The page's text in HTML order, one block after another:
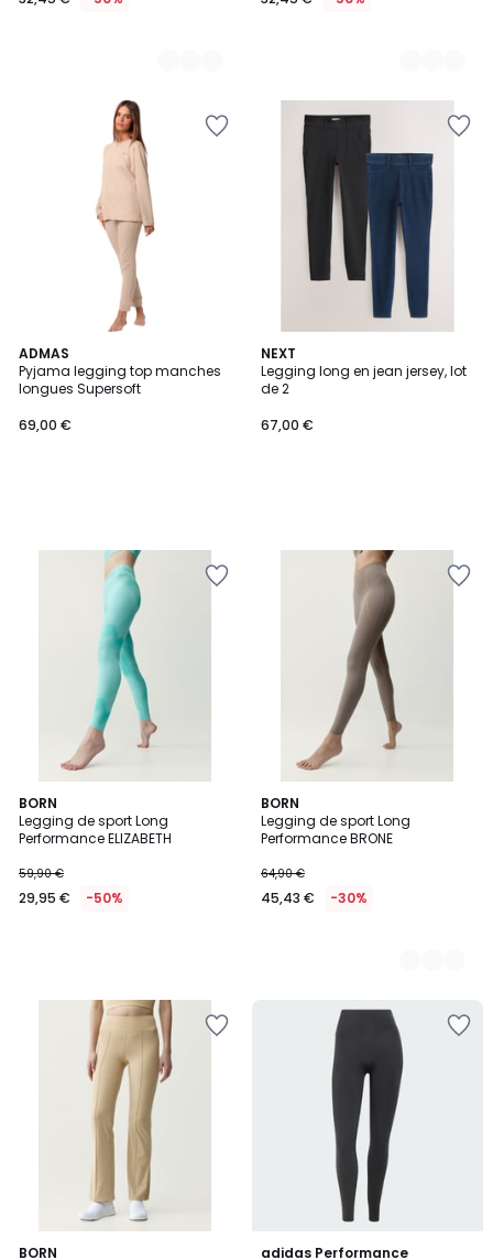
ADMAS
Pyjama legging top manches
longues Supersoft
69,00 €
NEXT
Legging long en jean jersey, lot
de 2
67,00 €
BORN
Legging de sport Long
Performance ELIZABETH
59,90 €
29,95 € -50%
BORN
Legging de sport Long
Performance BRONE
64,90 €
45,43 € -30%
2
Couleurs
BORN
2
adidas Performance
3